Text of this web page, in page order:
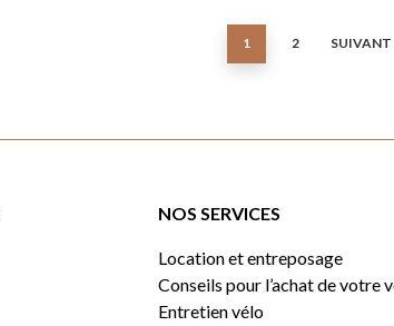
1 2 SUIVANT
NOS SERVICES
Location et entreposage
Conseils pour l’achat de votre
Entretien vélo